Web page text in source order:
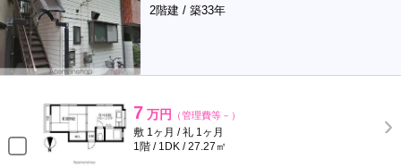
2階建 / 築33年
7 万円 （管理費等－）
敷 1ヶ月 / 礼 1ヶ月
1階 / 1DK / 27.27㎡